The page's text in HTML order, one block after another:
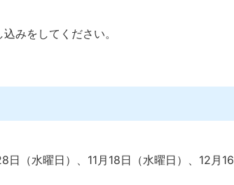
みをしてください。
（水曜日）、11月18日（水曜日）、12月16